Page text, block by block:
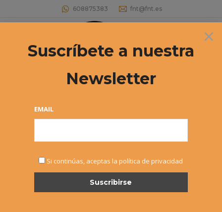
608875383 fnt@fnt.es
Buscar:
Archivos diarios: 2 julio, 2021
×
Suscríbete a nuestra
Newsletter
EMAIL
Si continúas, aceptas la política de privacidad